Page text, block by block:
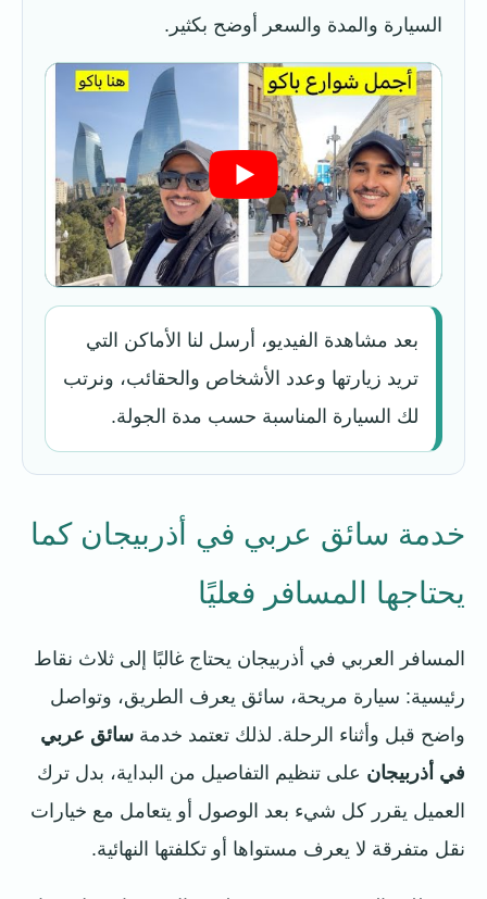
السيارة والمدة والسعر أوضح بكثير.
بعد مشاهدة الفيديو، أرسل لنا الأماكن التي
تريد زيارتها وعدد الأشخاص والحقائب، ونرتب
لك السيارة المناسبة حسب مدة الجولة.
خدمة سائق عربي في أذربيجان كما
يحتاجها المسافر فعليًا
المسافر العربي في أذربيجان يحتاج غالبًا إلى ثلاث نقاط
رئيسية: سيارة مريحة، سائق يعرف الطريق، وتواصل
واضح قبل وأثناء الرحلة. لذلك تعتمد خدمة سائق عربي
في أذربيجان على تنظيم التفاصيل من البداية، بدل ترك
العميل يقرر كل شيء بعد الوصول أو يتعامل مع خيارات
نقل متفرقة لا يعرف مستواها أو تكلفتها النهائية.